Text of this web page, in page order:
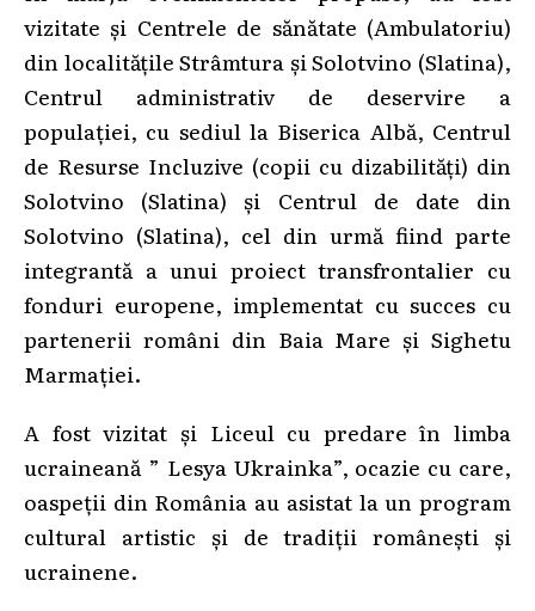
vizitate și Centrele de sănătate (Ambulatoriu)
din localitățile Strâmtura și Solotvino (Slatina),
Centrul administrativ de deservire a
populației, cu sediul la Biserica Albă, Centrul
de Resurse Incluzive (copii cu dizabilități) din
Solotvino (Slatina) și Centrul de date din
Solotvino (Slatina), cel din urmă fiind parte
integrantă a unui proiect transfrontalier cu
fonduri europene, implementat cu succes cu
partenerii români din Baia Mare și Sighetu
Marmației.
A fost vizitat și Liceul cu predare în limba
ucraineană ” Lesya Ukrainka”, ocazie cu care,
oaspeții din România au asistat la un program
cultural artistic și de tradiții românești și
ucrainene.